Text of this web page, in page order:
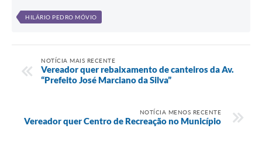
HILÁRIO PEDRO MÓVIO
NOTÍCIA MAIS RECENTE
Vereador quer rebaixamento de canteiros da Av.
“Prefeito José Marciano da Silva”
NOTÍCIA MENOS RECENTE
Vereador quer Centro de Recreação no Município